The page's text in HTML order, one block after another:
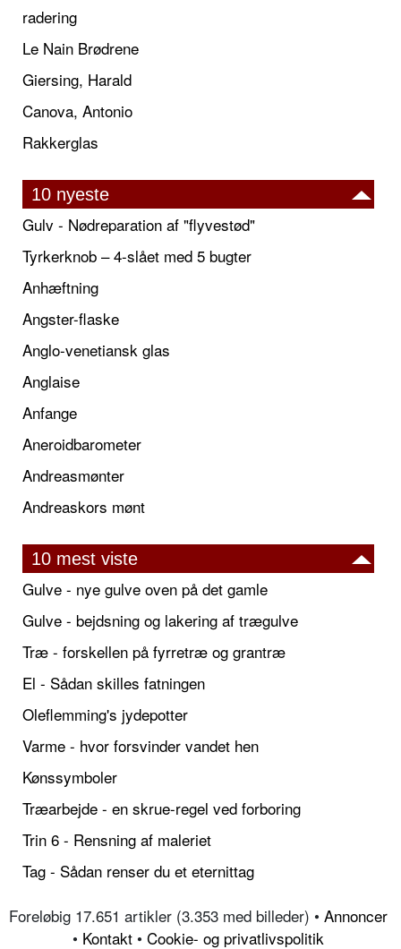
radering
Le Nain Brødrene
Giersing, Harald
Canova, Antonio
Rakkerglas
10 nyeste
Gulv - Nødreparation af "flyvestød"
Tyrkerknob – 4-slået med 5 bugter
Anhæftning
Angster-flaske
Anglo-venetiansk glas
Anglaise
Anfange
Aneroidbarometer
Andreasmønter
Andreaskors mønt
10 mest viste
Gulve - nye gulve oven på det gamle
Gulve - bejdsning og lakering af trægulve
Træ - forskellen på fyrretræ og grantræ
El - Sådan skilles fatningen
Oleflemming's jydepotter
Varme - hvor forsvinder vandet hen
Kønssymboler
Træarbejde - en skrue-regel ved forboring
Trin 6 - Rensning af maleriet
Tag - Sådan renser du et eternittag
Foreløbig 17.651 artikler (3.353 med billeder) • Annoncer
• Kontakt • Cookie- og privatlivspolitik